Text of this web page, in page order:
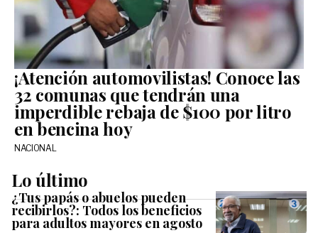
¡Atención automovilistas! Conoce las
32 comunas que tendrán una
imperdible rebaja de $100 por litro
en bencina hoy
NACIONAL
Lo último
¿Tus papás o abuelos pueden
recibirlos?: Todos los beneficios
para adultos mayores en agosto